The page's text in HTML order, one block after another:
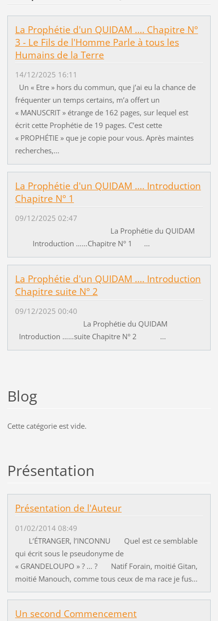
La Prophétie d'un QUIDAM .... Chapitre N°
3 - Le Fils de l'Homme Parle à tous les
Humains de la Terre
14/12/2025 16:11
Un « Etre » hors du commun, que j’ai eu la chance de
fréquenter un temps certains, m’a offert un
« MANUSCRIT » étrange de 162 pages, sur lequel est
écrit cette Prophétie de 19 pages. C’est cette
« PROPHÉTIE » que je copie pour vous. Après maintes
recherches,...
La Prophétie d'un QUIDAM .... Introduction
Chapitre N° 1
09/12/2025 02:47
La Prophétie du QUIDAM
Introduction ……Chapitre N° 1 ...
La Prophétie d'un QUIDAM .... Introduction
Chapitre suite N° 2
09/12/2025 00:40
La Prophétie du QUIDAM
Introduction ……suite Chapitre N° 2 ...
Blog
Cette catégorie est vide.
Présentation
Présentation de l'Auteur
01/02/2014 08:49
L’ÉTRANGER, l’INCONNU Quel est ce semblable
qui écrit sous le pseudonyme de
« GRANDELOUPO » ? … ? Natif Forain, moitié Gitan,
moitié Manouch, comme tous ceux de ma race je fus...
Un second Commencement